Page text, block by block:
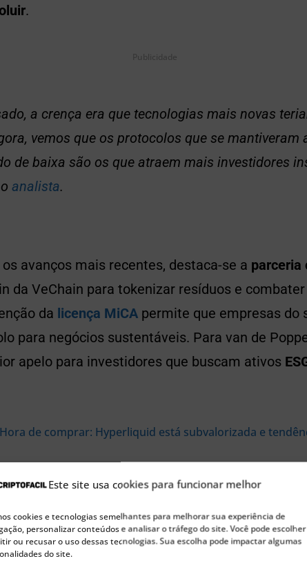
Este site usa cookies para funcionar melhor
cookies e tecnologias semelhantes para melhorar sua experiência de
personalizar conteúdos e analisar o tráfego do site. Você pode escolher
ou recusar o uso dessas tecnologias. Sua escolha pode impactar algumas
do site.
.
Publicidade
a crença era que tecnologias mais novas
vemos que os protocolos que se mantiveram
de baixa são os que atraem mais investidores
analista.
avanços mais recentes, destaca-se a parceria
da VeChain para tokenizar resíduos e
da licença MiCA permite que empresas do
para negócios sustentáveis. Para van de
apelo para investidores que buscam ativos
Hora de comprar: Hyperliquid está subvalorizada e
de valorização atrai
Stargate Program, previsto para1º de julho,
participantes com